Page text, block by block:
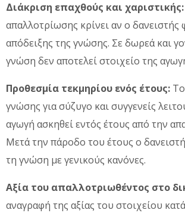
Διάκριση επαχθούς και χαριστικής:
απαλλοτρίωσης κρίνει αν ο δανειστής
απόδειξης της γνώσης. Σε δωρεά και
γνώση δεν αποτελεί στοιχείο της
Προθεσμία τεκμηρίου ενός έτους:
γνώσης για σύζυγο και συγγενείς
αγωγή ασκηθεί εντός έτους από την
Μετά την πάροδο του έτους ο
τη γνώση με γενικούς κανόνες.
Αξία του απαλλοτριωθέντος στο
αναγραφή της αξίας του στοιχείου